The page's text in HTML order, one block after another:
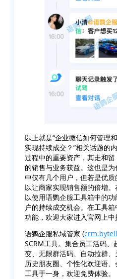
以上就是“企业微信如何管理
实现持续成交？”相关话题的
过程中的重要资产，其走和
的销售与业务获益。这也是
中仅有几个用户，但若是优
以让商家实现销售额的倍增
以使用语鹦企服工具箱中的
户的持续成交机会。在工具
功能，欢迎大家进入官网上中
语鹦企服私域管家 (
SCRM工具。集合员工活码
变、无限群活码、自动拉群、
历史朋友圈、个性化欢迎语
工具于一身，欢迎免费体验。